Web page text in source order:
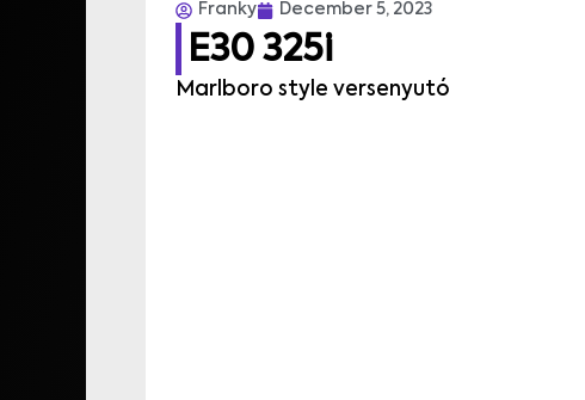
Franky December 5, 2023
E30 325i
Marlboro style versenyutó